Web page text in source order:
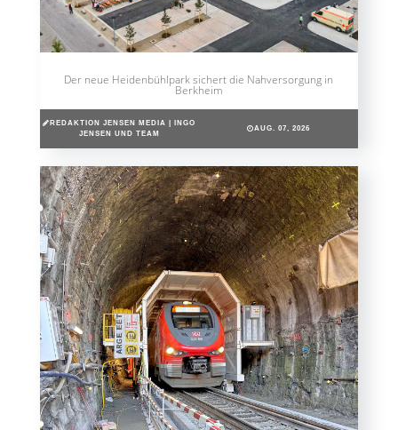
Der neue Heidenbühlpark sichert die Nahversorgung in
Berkheim
REDAKTION JENSEN MEDIA | INGO
JENSEN UND TEAM
AUG. 07, 2026